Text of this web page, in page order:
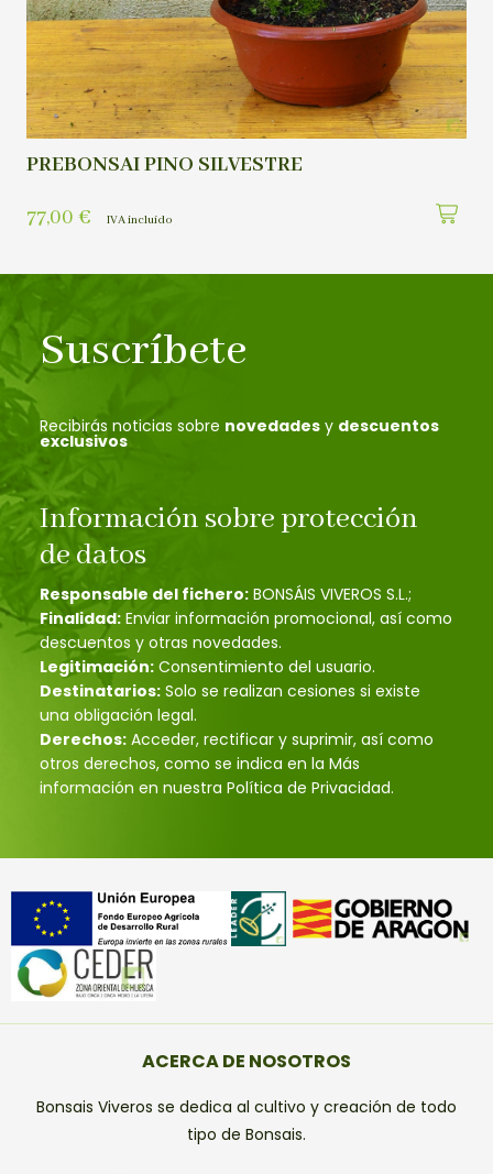
PREBONSAI PINO SILVESTRE
77,00 € IVA incluído
Suscríbete
Recibirás noticias sobre novedades y descuentos
exclusivos
Información sobre protección
de datos
Responsable del fichero: BONSÁIS VIVEROS S.L.;
Finalidad: Enviar información promocional, así como
descuentos y otras novedades.
Legitimación: Consentimiento del usuario.
Destinatarios: Solo se realizan cesiones si existe
una obligación legal.
Derechos: Acceder, rectificar y suprimir, así como
otros derechos, como se indica en la Más
información en nuestra Política de Privacidad.
ACERCA DE NOSOTROS
Bonsais Viveros se dedica al cultivo y creación de todo
tipo de Bonsais.